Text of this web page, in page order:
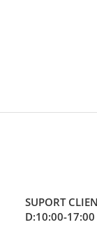
SUPORT
D:10:00-17:00